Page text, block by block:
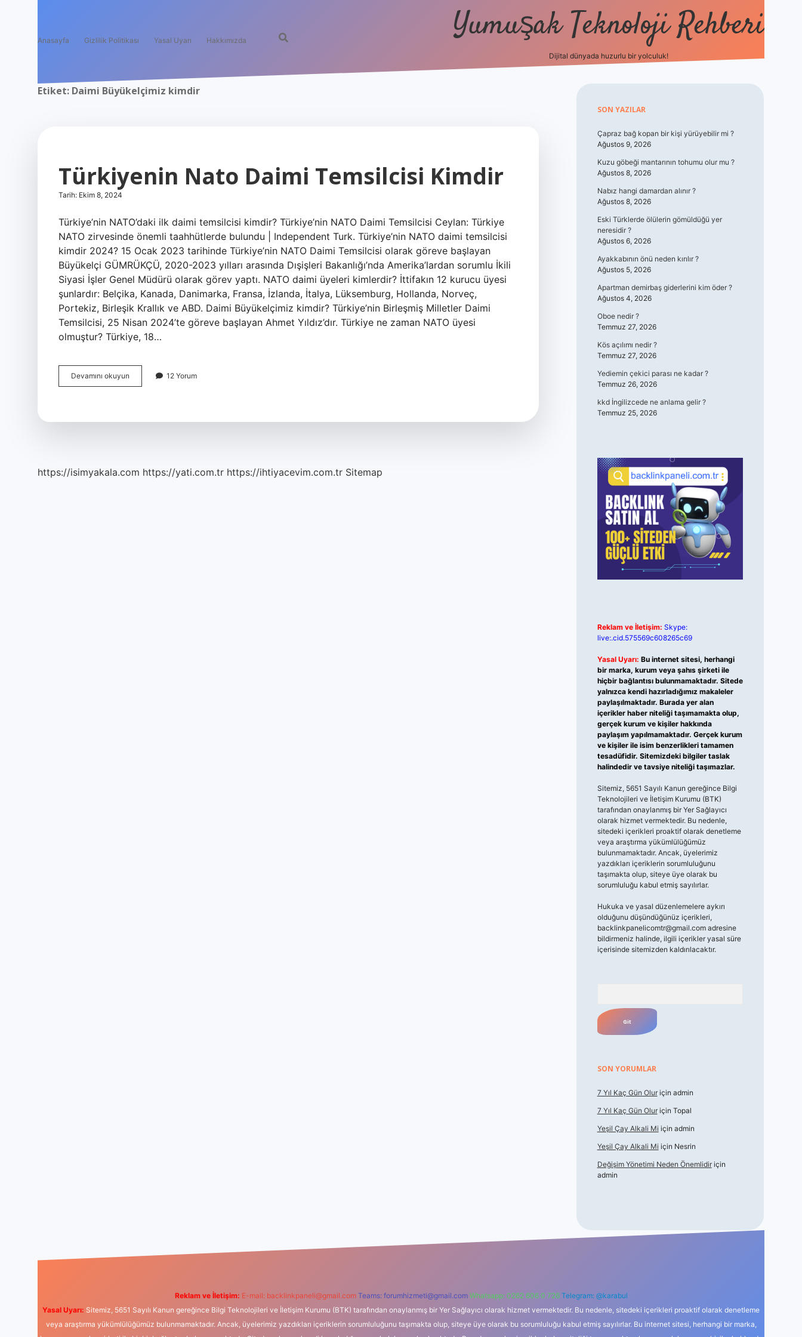
Anasayfa Gizlilik Politikası Yasal Uyarı Hakkımızda Yumuşak Teknoloji Rehberi
Dijital dünyada huzurlu bir yolculuk!
Etiket: Daimi Büyükelçimiz kimdir
Türkiyenin Nato Daimi Temsilcisi Kimdir
Tarih: Ekim 8, 2024
Türkiye’nin NATO’daki ilk daimi temsilcisi kimdir? Türkiye’nin NATO Daimi Temsilcisi Ceylan: Türkiye
NATO zirvesinde önemli taahhütlerde bulundu | Independent Turk. Türkiye’nin NATO daimi temsilcisi
kimdir 2024? 15 Ocak 2023 tarihinde Türkiye’nin NATO Daimi Temsilcisi olarak göreve başlayan
Büyükelçi GÜMRÜKÇÜ, 2020-2023 yılları arasında Dışişleri Bakanlığı’nda Amerika’lardan sorumlu İkili
Siyasi İşler Genel Müdürü olarak görev yaptı. NATO daimi üyeleri kimlerdir? İttifakın 12 kurucu üyesi
şunlardır: Belçika, Kanada, Danimarka, Fransa, İzlanda, İtalya, Lüksemburg, Hollanda, Norveç,
Portekiz, Birleşik Krallık ve ABD. Daimi Büyükelçimiz kimdir? Türkiye’nin Birleşmiş Milletler Daimi
Temsilcisi, 25 Nisan 2024’te göreve başlayan Ahmet Yıldız’dır. Türkiye ne zaman NATO üyesi
olmuştur? Türkiye, 18…
Devamını okuyun Türkiyenin
Nato
12 Yorum
https://isimyakala.com https://yati.com.tr https://ihtiyacevim.com.tr Sitemap
Sidebar
SON YAZILAR
Çapraz bağ kopan bir kişi yürüyebilir mi ?
Ağustos 9, 2026
Kuzu göbeği mantarının tohumu olur mu ?
Ağustos 8, 2026
Nabız hangi damardan alınır ?
Ağustos 8, 2026
Eski Türklerde ölülerin gömüldüğü yer
neresidir ?
Ağustos 6, 2026
Ayakkabının önü neden kırılır ?
Ağustos 5, 2026
Apartman demirbaş giderlerini kim öder ?
Ağustos 4, 2026
Oboe nedir ?
Temmuz 27, 2026
Kös açılımı nedir ?
Temmuz 27, 2026
Yediemin çekici parası ne kadar ?
Temmuz 26, 2026
kkd İngilizcede ne anlama gelir ?
Temmuz 25, 2026
Reklam ve İletişim: Skype:
live:.cid.575569c608265c69
Yasal Uyarı: Bu internet sitesi, herhangi
bir marka, kurum veya şahıs şirketi ile
hiçbir bağlantısı bulunmamaktadır. Sitede
yalnızca kendi hazırladığımız makaleler
paylaşılmaktadır. Burada yer alan
içerikler haber niteliği taşımamakta olup,
gerçek kurum ve kişiler hakkında
paylaşım yapılmamaktadır. Gerçek kurum
ve kişiler ile isim benzerlikleri tamamen
tesadüfidir. Sitemizdeki bilgiler taslak
halindedir ve tavsiye niteliği taşımazlar.
Sitemiz, 5651 Sayılı Kanun gereğince Bilgi
Teknolojileri ve İletişim Kurumu (BTK)
tarafından onaylanmış bir Yer Sağlayıcı
olarak hizmet vermektedir. Bu nedenle,
sitedeki içerikleri proaktif olarak denetleme
veya araştırma yükümlülüğümüz
bulunmamaktadır. Ancak, üyelerimiz
yazdıkları içeriklerin sorumluluğunu
taşımakta olup, siteye üye olarak bu
sorumluluğu kabul etmiş sayılırlar.
Hukuka ve yasal düzenlemelere aykırı
olduğunu düşündüğünüz içerikleri,
backlinkpanelicomtr@gmail.comadresine
bildirmeniz halinde, ilgili içerikler yasal süre
içerisinde sitemizden kaldırılacaktır.
SON YORUMLAR
7 Yıl Kaç Gün Oluriçin admin
7 Yıl Kaç Gün Oluriçin Topal
Yeşil Çay Alkali Mi için admin
Yeşil Çay Alkali Mi için Nesrin
Değişim Yönetimi Neden Önemlidiriçin
admin
Reklam ve İletişim: E-mail: backlinkpaneli@gmail.com Teams: forumhizmeti@gmail.com Whatsapp: 0262 606 0 726 Telegram: @karabul
Yasal Uyarı: Sitemiz, 5651 Sayılı Kanun gereğince Bilgi Teknolojileri ve İletişim Kurumu (BTK) tarafından onaylanmış bir Yer Sağlayıcı olarak hizmet vermektedir. Bu nedenle, sitedeki içerikleri proaktif olarak denetleme
veya araştırma yükümlülüğümüz bulunmamaktadır. Ancak, üyelerimiz yazdıkları içeriklerin sorumluluğunu taşımakta olup, siteye üye olarak bu sorumluluğu kabul etmiş sayılırlar. Bu internet sitesi, herhangi bir marka,